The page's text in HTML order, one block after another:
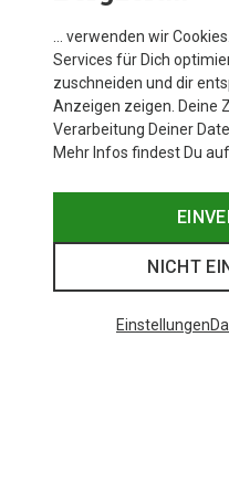
… verwenden wir
Services für Dich
zuschneiden und dir
Anzeigen zeigen. Deine
Verarbeitung Deiner
Mehr Infos findest Du
NICHT
Einstellungen